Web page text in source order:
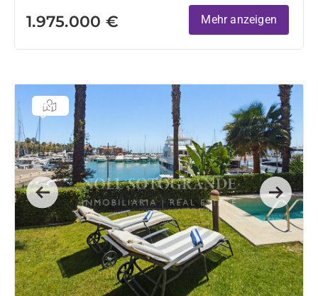
1.975.000 € Mehr anzeigen
Previous Next